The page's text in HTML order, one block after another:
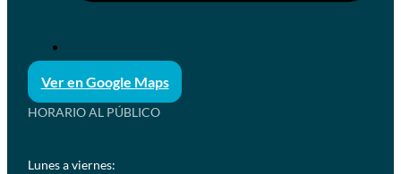
Ver en Google Maps
HORARIO AL PÚBLICO
Lunes a viernes: